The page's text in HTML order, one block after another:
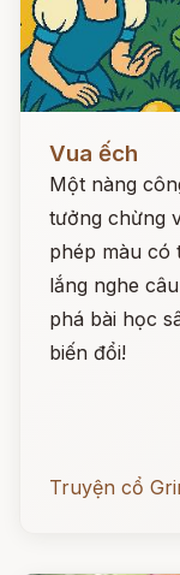
Đọc ngay
Vua ếch
Một nàng
tưởng chừng
phép màu có
lắng nghe
phá bài học
biến đổi!
Truyện cổ